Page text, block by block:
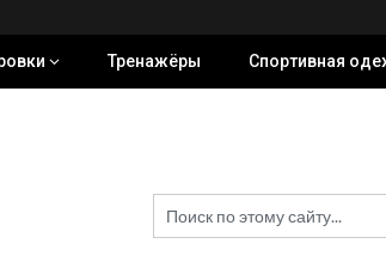
Тренажёры Спортивная